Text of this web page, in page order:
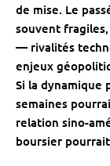
de mise. Le
souvent
— rivalités
enjeux
Si la dynamique
semaines
relation sino-
boursier